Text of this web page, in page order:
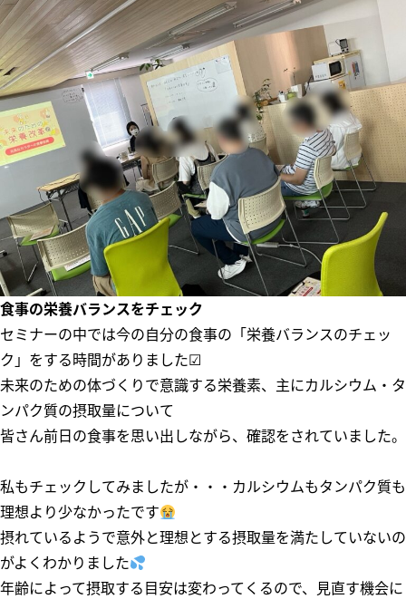
食事の栄養バランスをチェック
セミナーの中では今の自分の食事の「栄養バランスのチェッ
ク」をする時間がありました☑
未来のための体づくりで意識する栄養素、主にカルシウム・タ
ンパク質の摂取量について
皆さん前日の食事を思い出しながら、確認をされていました。
私もチェックしてみましたが・・・カルシウムもタンパク質も
理想より少なかったです
摂れているようで意外と理想とする摂取量を満たしていないの
がよくわかりました
年齢によって摂取する目安は変わってくるので、見直す機会に